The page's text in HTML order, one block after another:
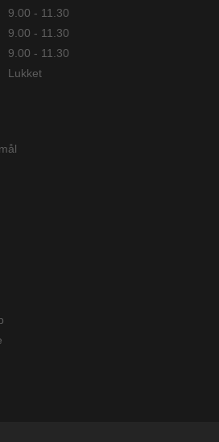
9.00 - 11.30
9.00 - 11.30
9.00 - 11.30
Lukket